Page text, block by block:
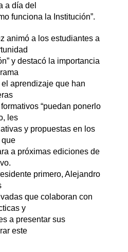
a día del
funciona la Institución”.
animó a los estudiantes a
y destacó la importancia
aprendizaje que han
“puedan ponerlo
les
y propuestas en los
que
a próximas ediciones de
primero, Alejandro
que colaboran con
y
a presentar sus
este